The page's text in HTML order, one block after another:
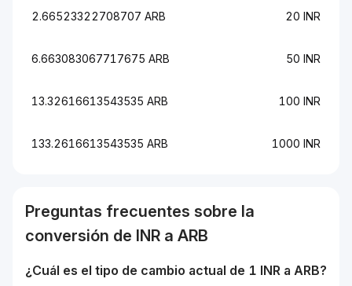
2.66523322708707 ARB 20 INR
6.663083067717675 ARB 50 INR
13.32616613543535 ARB 100 INR
133.2616613543535 ARB 1000 INR
Preguntas frecuentes sobre la
conversión de INR a ARB
¿Cuál es el tipo de cambio actual de 1 INR a ARB?